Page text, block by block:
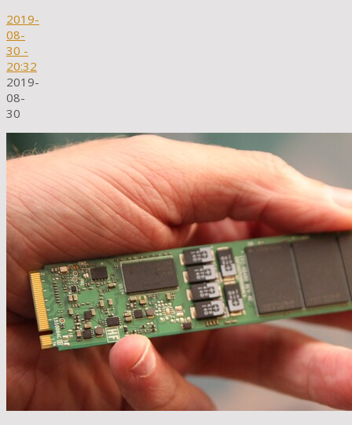
2019-
08-
30 -
20:32
2019-
08-
30